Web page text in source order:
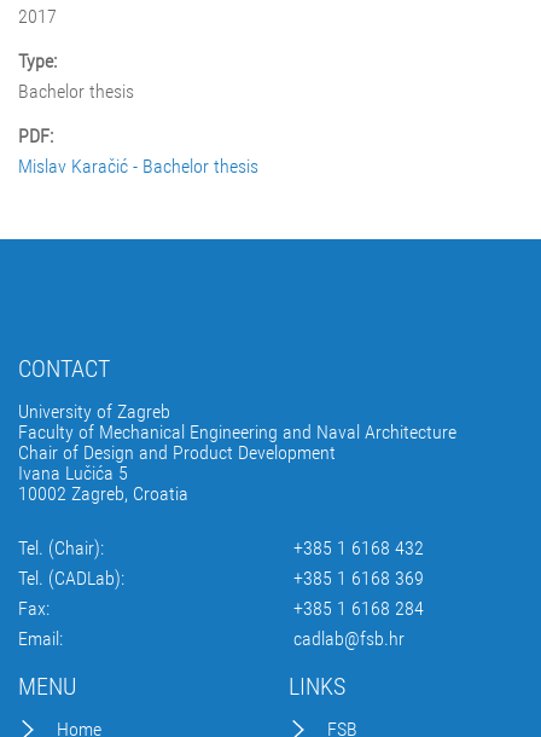
2017
Type:
Bachelor thesis
PDF:
Mislav Karačić - Bachelor thesis
CONTACT
University of Zagreb
Faculty of Mechanical Engineering and Naval Architecture
Chair of Design and Product Development
Ivana Lučića 5
10002 Zagreb, Croatia
Tel. (Chair):
+385 1 6168 432
Tel. (CADLab):
+385 1 6168 369
Fax:
+385 1 6168 284
Email:
cadlab@fsb.hr
MENU
Home
LINKS
FSB